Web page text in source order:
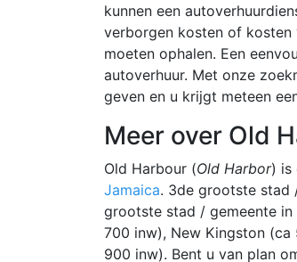
kunnen een
verborgen kosten of
moeten ophalen. Een
autoverhuur. Met onze
geven en u krijgt meteen
Meer over Old
Old Harbour (Old Harbor) is
Jamaica. 3de grootste stad
grootste stad / gemeente
700 inw), New Kingston
900 inw). Bent u van plan